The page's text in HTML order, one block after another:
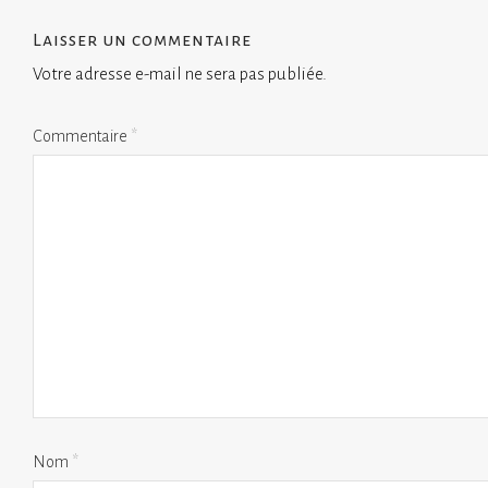
Laisser un commentaire
Votre adresse e-mail ne sera pas publiée.
Commentaire *
Nom *